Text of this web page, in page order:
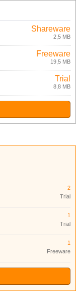
Shareware
2,5 MB
Freeware
19,5 MB
Trial
8,8 MB
2
Trial
1
Trial
1
Freeware